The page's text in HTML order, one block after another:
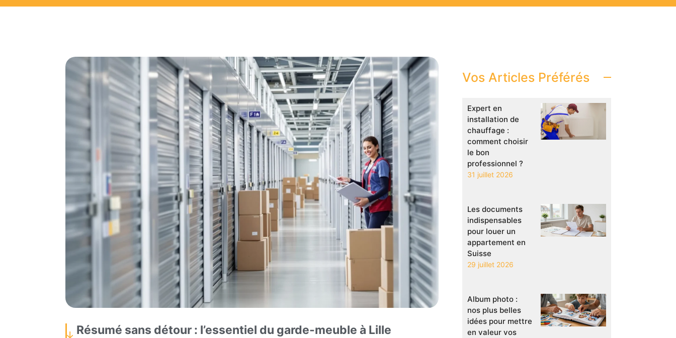
Résumé sans détour : l’essentiel du garde-meuble à Lille
Vos Articles Préférés
Expert en
installation de
chauffage :
comment choisir
le bon
professionnel ?
31 juillet 2026
Les documents
indispensables
pour louer un
appartement en
Suisse
29 juillet 2026
Album photo :
nos plus belles
idées pour mettre
en valeur vos